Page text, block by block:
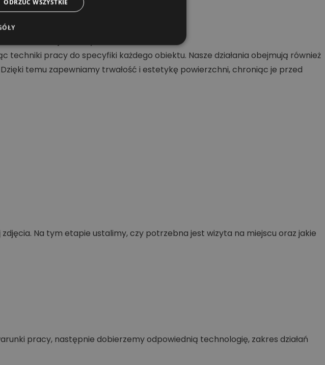
konstrukcji stalowych.
pracy do specyfiki każdego obiektu. Nasze działania obejmują również
temu zapewniamy trwałość i estetykę powierzchni, chroniąc je przed
Na tym etapie ustalimy, czy potrzebna jest wizyta na miejscu oraz jakie
pracy, następnie dobierzemy odpowiednią technologię, zakres działań
ODRZUĆ WSZYSTKIE